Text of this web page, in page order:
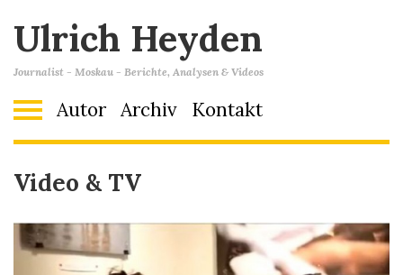
Ulrich Heyden
Journalist - Moskau - Berichte, Analysen & Videos
Autor Archiv Kontakt
Video & ТV